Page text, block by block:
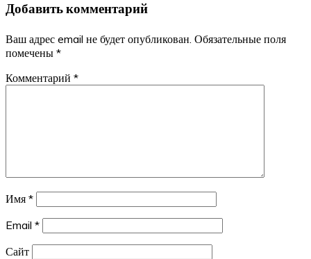
Добавить комментарий
Ваш адрес email не будет опубликован. Обязательные поля
помечены *
Комментарий *
Имя *
Email *
Сайт